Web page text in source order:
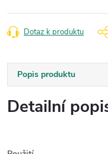
Dotaz k produktu
Popis produktu
Detailní